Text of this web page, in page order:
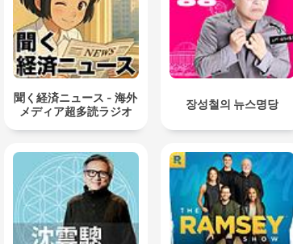
聞く経済ニュース - 海外
メディア超多読ラジオ
장성철의 뉴스명당